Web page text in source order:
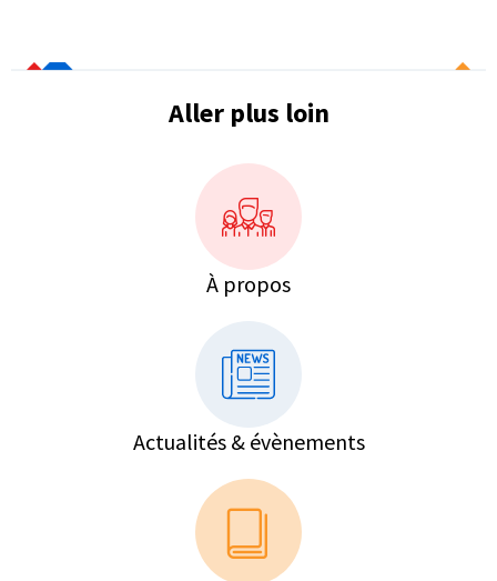
Aller plus loin
À propos
Actualités & évènements